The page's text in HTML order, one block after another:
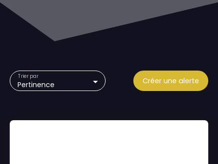
Pertinence
Trier par Créer une alerte